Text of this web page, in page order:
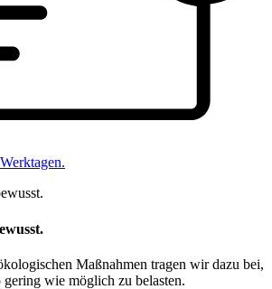
Maßnahmen tragen wir dazu bei,
wie möglich zu belasten.